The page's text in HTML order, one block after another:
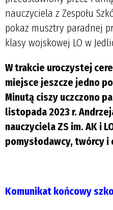
nauczyciela z Zespołu
pokaz musztry paradnej
klasy wojskowej LO w
W trakcie uroczystej
miejsce jeszcze jedno
Minutą ciszy uczczono
listopada 2023 r.
nauczyciela ZS im. AK i
pomysłodawcy, twórcy
Komunikat końcowy